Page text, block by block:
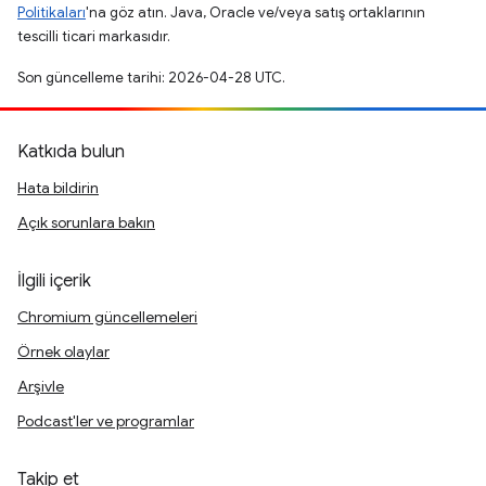
Politikaları'na göz atın. Java, Oracle ve/veya satış ortaklarının
tescilli ticari markasıdır.
Son güncelleme tarihi: 2026-04-28 UTC.
Katkıda bulun
Hata bildirin
Açık sorunlara bakın
İlgili içerik
Chromium güncellemeleri
Örnek olaylar
Arşivle
Podcast'ler ve programlar
Takip et